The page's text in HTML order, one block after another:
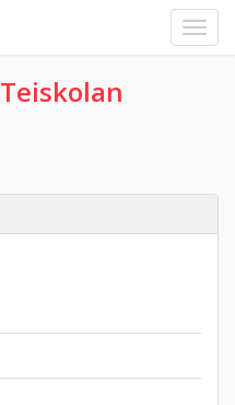
Teiskolan